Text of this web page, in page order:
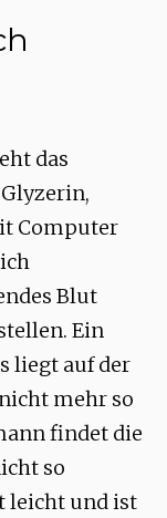
das
Computer
Blut
Ein
liegt auf der
mehr so
findet die
so
leicht und ist